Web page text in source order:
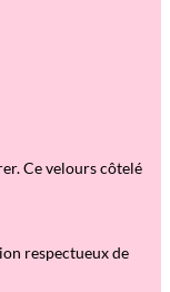
Ce velours côtelé
respectueux de